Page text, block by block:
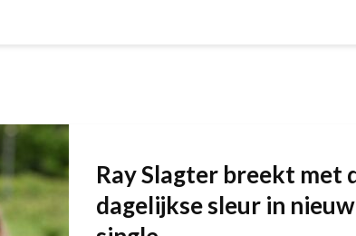
Ray Slagter breekt met
dagelijkse sleur in